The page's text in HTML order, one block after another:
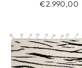
€2.990,00